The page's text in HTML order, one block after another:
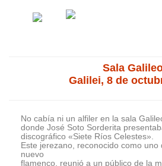
Sala
Galilei, 8 de
No cabía ni un alfiler en la sala
donde José Soto Sorderita
discográfico «Siete Ríos Celestes».
Este jerezano, reconocido como uno
nuevo
flamenco, reunió a un público de la